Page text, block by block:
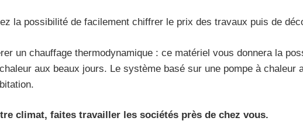
la possibilité de facilement chiffrer le prix des travaux puis de
un chauffage thermodynamique : ce matériel vous donnera la
aux beaux jours. Le système basé sur une pompe à chaleur
climat, faites travailler les sociétés près de chez vous.